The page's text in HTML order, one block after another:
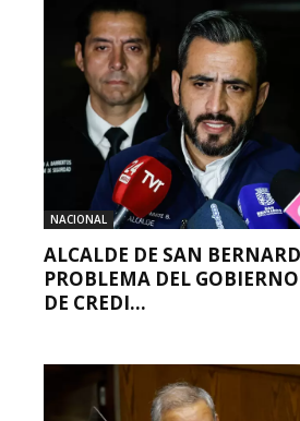
NACIONAL
ALCALDE DE SAN
PROBLEMA DEL
DE CREDI...